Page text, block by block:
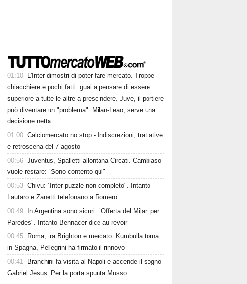
01:10
L'Inter dimostri di poter fare mercato. Troppe
chiacchiere e pochi fatti: guai a pensare di essere
superiore a tutte le altre a prescindere. Juve, il portiere
può diventare un "problema". Milan-Leao, serve una
decisione netta
01:00 Calciomercato no stop - Indiscrezioni, trattative
e retroscena del 7 agosto
00:56 Juventus, Spalletti allontana Circati. Cambiaso
vuole restare: "Sono contento qui"
00:53 Chivu: "Inter puzzle non completo". Intanto
Lautaro e Zanetti telefonano a Romero
00:49
In Argentina sono sicuri: "Offerta del Milan per
Paredes". Intanto Bennacer dice au revoir
00:45
Roma, tra Brighton e mercato: Kumbulla torna
in Spagna, Pellegrini ha firmato il rinnovo
00:41
Branchini fa visita al Napoli e accende il sogno
Gabriel Jesus. Per la porta spunta Musso